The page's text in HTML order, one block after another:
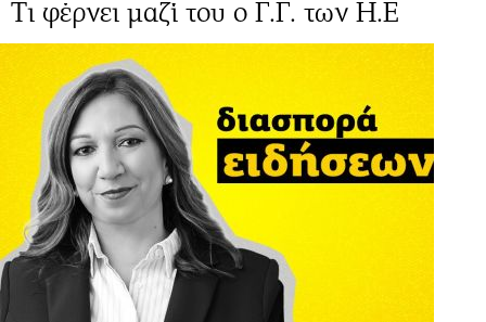
Τι φέρνει μαζί του ο Γ.Γ. των Η.Ε